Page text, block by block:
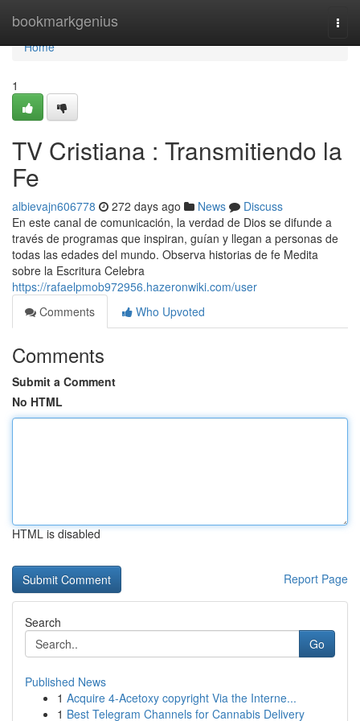
bookmarkgenius
Home
Home
1
TV Cristiana : Transmitiendo la
Fe
albievajn606778 272 days ago News
Discuss
En este canal de comunicación, la verdad de Dios se difunde a
través de programas que inspiran, guían y llegan a personas de
todas las edades del mundo. Observa historias de fe Medita
sobre la Escritura Celebra
https://rafaelpmob972956.hazeronwiki.com/user
Comments
Who Upvoted
Comments
Submit a Comment
No HTML
HTML is disabled
Report Page
Search
Go
Published News
1 Acquire 4-Acetoxy copyright Via the Interne...
1 Best Telegram Channels for Cannabis Delivery